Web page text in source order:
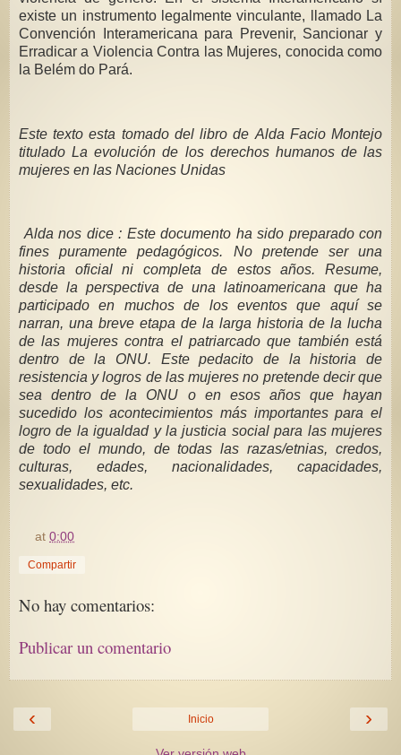
existe un instrumento legalmente vinculante, llamado La
Convención Interamericana para Prevenir, Sancionar y
Erradicar a Violencia Contra las Mujeres, conocida como
la Belém do Pará.
Este texto esta tomado del libro de Alda Facio Montejo
titulado La evolución de los derechos humanos de las
mujeres en las Naciones Unidas
Alda nos dice : Este documento ha sido preparado con
fines puramente pedagógicos. No pretende ser una
historia oficial ni completa de estos años. Resume,
desde la perspectiva de una latinoamericana que ha
participado en muchos de los eventos que aquí se
narran, una breve etapa de la larga historia de la lucha
de las mujeres contra el patriarcado que también está
dentro de la ONU. Este pedacito de la historia de
resistencia y logros de las mujeres no pretende decir que
sea dentro de la ONU o en esos años que hayan
sucedido los acontecimientos más importantes para el
logro de la igualdad y la justicia social para las mujeres
de todo el mundo, de todas las razas/etnias, credos,
culturas, edades, nacionalidades, capacidades,
sexualidades, etc.
at0:00
Compartir
No hay comentarios:
Publicar un comentario
‹ ›
Inicio